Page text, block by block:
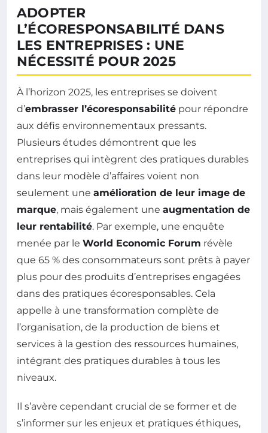
ADOPTER
L’ÉCORESPONSABILITÉ DANS
LES ENTREPRISES : UNE
NÉCESSITÉ POUR 2025
À l’horizon 2025, les entreprises se doivent
d’embrasser l’écoresponsabilité pour répondre
aux défis environnementaux pressants.
Plusieurs études démontrent que les
entreprises qui intègrent des pratiques durables
dans leur modèle d’affaires voient non
seulement une amélioration de leur image de
marque, mais également une augmentation de
leur rentabilité. Par exemple, une enquête
menée par le World Economic Forum révèle
que 65 % des consommateurs sont prêts à payer
plus pour des produits d’entreprises engagées
dans des pratiques écoresponsables. Cela
appelle à une transformation complète de
l’organisation, de la production de biens et
services à la gestion des ressources humaines,
intégrant des pratiques durables à tous les
niveaux.
Il s’avère cependant crucial de se former et de
s’informer sur les enjeux et pratiques éthiques,